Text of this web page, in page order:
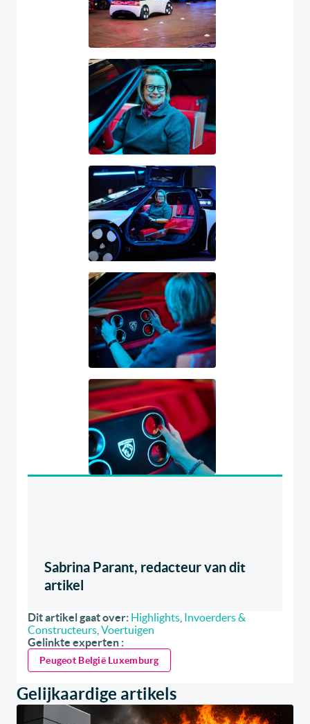
Sabrina Parant, redacteur van dit
artikel
Dit artikel gaat over: Highlights
Invoerders &
Constructeurs Voertuigen
Gelinkte experten :
Peugeot België Luxemburg
Gelijkaardige artikels